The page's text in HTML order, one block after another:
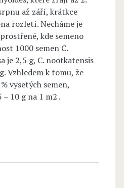
až září, krátkce
rozletí. Necháme je
kde semeno
1000 semen C.
je 2,5 g, C. nootkatensis
Vzhledem k tomu, že
vysetých semen,
– 10 g na 1 m2 .